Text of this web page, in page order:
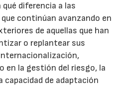
qué diferencia a las
continúan avanzando en
de aquellas que han
o replantear sus
en la gestión del riesgo, la
capacidad de adaptación